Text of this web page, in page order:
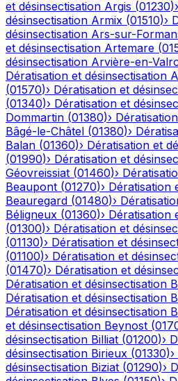
et désinsectisation Argis (01230)›
désinsectisation Armix (01510)›
désinsectisation Ars-sur-
et désinsectisation Artemare (
désinsectisation Arvière-en-
Dératisation et désinsectisation
(01570)› Dératisation et
(01340)› Dératisation et
Dommartin (01380)›
Bâgé-le-Châtel (01380)›
Balan (01360)› Dératisation et
(01990)› Dératisation et
Géovreissiat (01460)›
Beaupont (01270)› Dératisation
Beauregard (01480)›
Béligneux (01360)› Dératisation
(01300)› Dératisation et
(01130)› Dératisation et
(01100)› Dératisation et
(01470)› Dératisation et
Dératisation et désinsectisation
Dératisation et désinsectisation
Dératisation et désinsectisation
et désinsectisation Beynost (
désinsectisation Billiat (01200)›
désinsectisation Birieux (01330)›
désinsectisation Biziat (01290)›